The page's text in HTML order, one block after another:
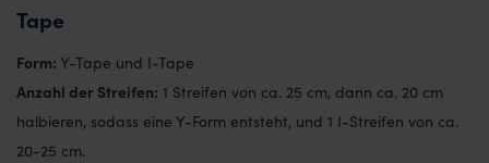
Tape
Form: Y-Tape und I-Tape
Anzahl der Streifen: 1 Streifen von ca. 25 cm, dann ca. 20 cm
halbieren, sodass eine Y-Form entsteht, und 1 I-Streifen von ca.
20-25 cm.